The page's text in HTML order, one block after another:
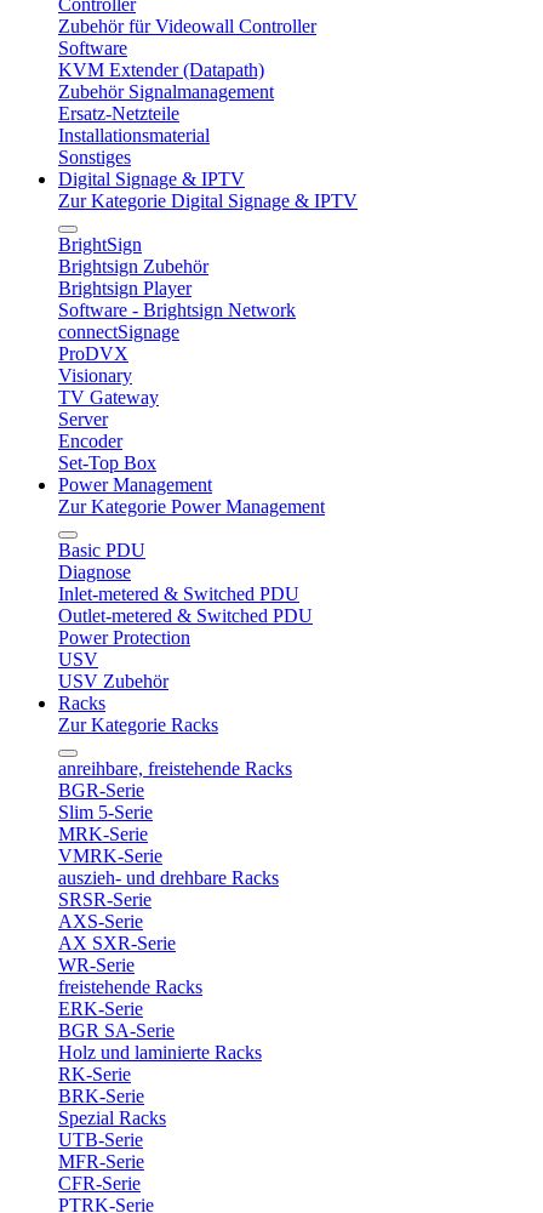
Controller
Zubehör für Videowall Controller
Software
KVM Extender (Datapath)
Zubehör Signalmanagement
Ersatz-Netzteile
Installationsmaterial
Sonstiges
Digital Signage & IPTV
Zur Kategorie Digital Signage & IPTV
BrightSign
Brightsign Zubehör
Brightsign Player
Software - Brightsign Network
connectSignage
ProDVX
Visionary
TV Gateway
Server
Encoder
Set-Top Box
Power Management
Zur Kategorie Power Management
Basic PDU
Diagnose
Inlet-metered & Switched PDU
Outlet-metered & Switched PDU
Power Protection
USV
USV Zubehör
Racks
Zur Kategorie Racks
anreihbare, freistehende Racks
BGR-Serie
Slim 5-Serie
MRK-Serie
VMRK-Serie
auszieh- und drehbare Racks
SRSR-Serie
AXS-Serie
AX SXR-Serie
WR-Serie
freistehende Racks
ERK-Serie
BGR SA-Serie
Holz und laminierte Racks
RK-Serie
BRK-Serie
Spezial Racks
UTB-Serie
MFR-Serie
CFR-Serie
PTRK-Serie